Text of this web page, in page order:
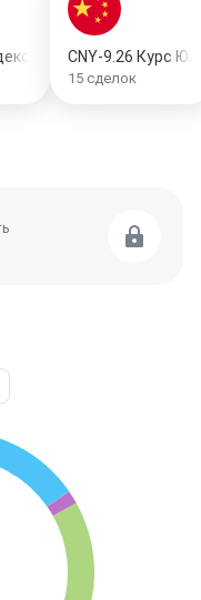
Государственных
CNY-9.26 Курс
15 сделок